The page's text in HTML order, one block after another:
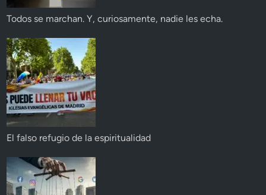
Todos se marchan. Y, curiosamente, nadie les echa.
El falso refugio de la espiritualidad